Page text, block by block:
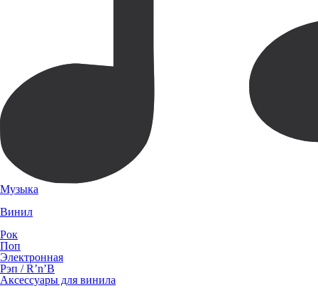
Музыка
Винил
Рок
Поп
Электронная
Рэп / R’n’B
Аксессуары для винила